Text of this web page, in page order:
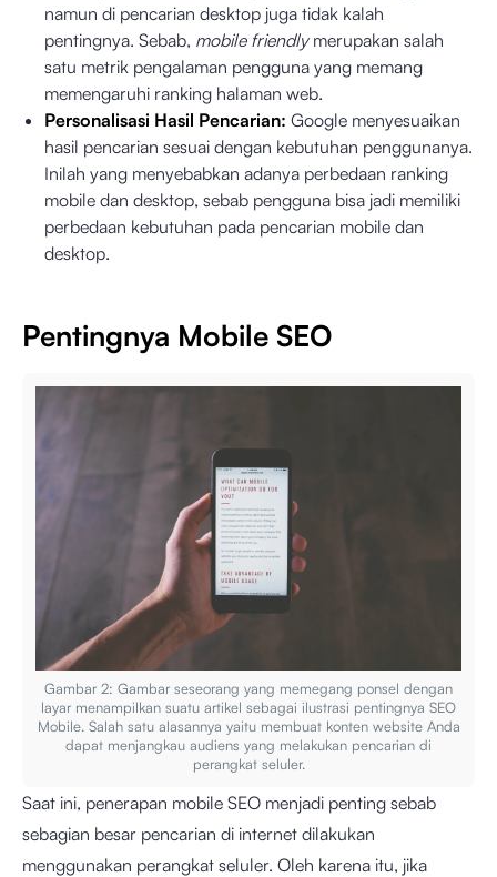
namun di pencarian desktop juga tidak kalah
pentingnya. Sebab, mobile friendlymerupakan salah
satu metrik pengalaman pengguna yang memang
memengaruhi ranking halaman web.
Personalisasi Hasil Pencarian: Google menyesuaikan
hasil pencarian sesuai dengan kebutuhan penggunanya.
Inilah yang menyebabkan adanya perbedaan ranking
mobile dan desktop, sebab pengguna bisa jadi memiliki
perbedaan kebutuhan pada pencarian mobile dan
desktop.
Pentingnya Mobile SEO
Gambar 2: Gambar seseorang yang memegang ponsel dengan
layar menampilkan suatu artikel sebagai ilustrasi pentingnya SEO
Mobile. Salah satu alasannya yaitu membuat konten website Anda
dapat menjangkau audiens yang melakukan pencarian di
perangkat seluler.
Saat ini, penerapan mobile SEO menjadi penting sebab
sebagian besar pencarian di internet dilakukan
menggunakan perangkat seluler. Oleh karena itu, jika